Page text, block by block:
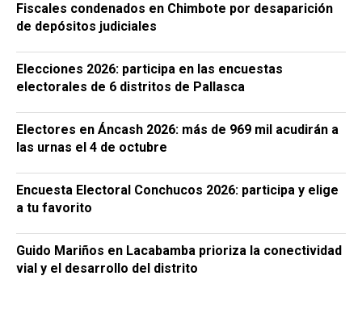
Fiscales condenados en Chimbote por desaparición
de depósitos judiciales
Elecciones 2026: participa en las encuestas
electorales de 6 distritos de Pallasca
Electores en Áncash 2026: más de 969 mil acudirán a
las urnas el 4 de octubre
Encuesta Electoral Conchucos 2026: participa y elige
a tu favorito
Guido Mariños en Lacabamba prioriza la conectividad
vial y el desarrollo del distrito